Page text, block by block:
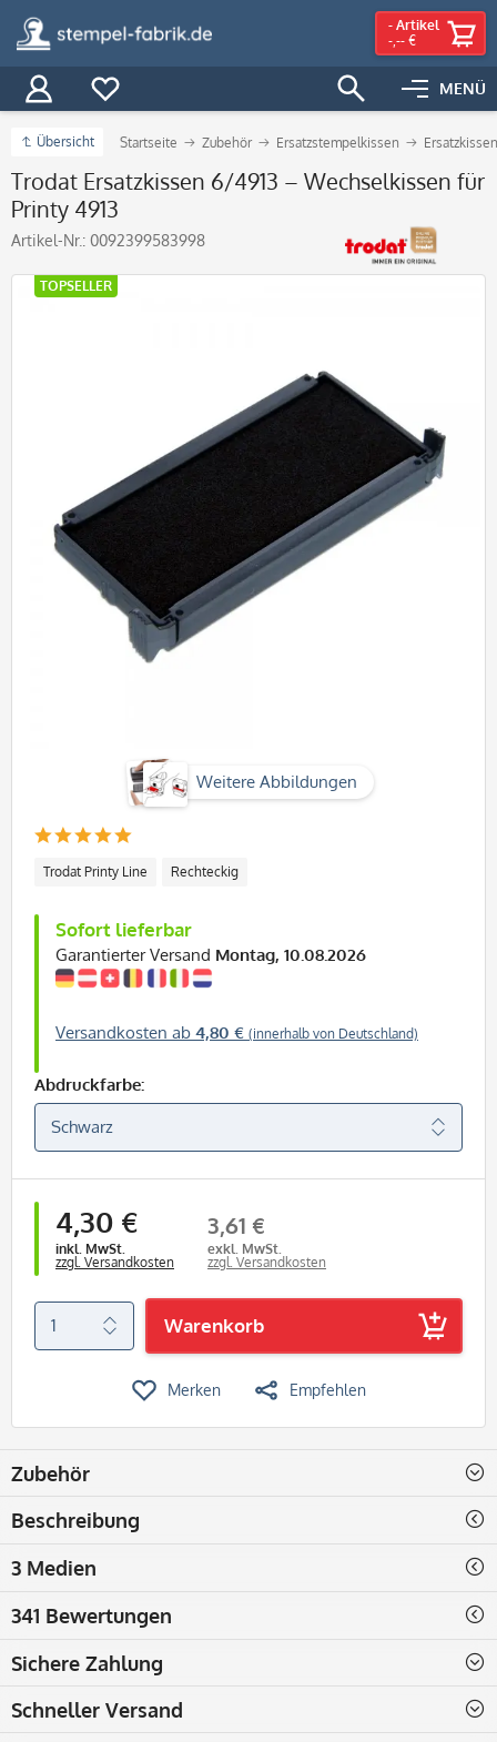
MENÜ
- Artikel
-,-- €
Übersicht Startseite Zubehör Ersatzstempelkissen
Trodat Ersatzkissen 6/4913 – Wechselkissen für
Printy 4913
Artikel-Nr.: 0092399583998
Weitere Abbildungen
TOPSELLER
Trodat Printy Line Rechteckig
Sofort lieferbar
Garantierter Versand Montag, 10.08.2026
Versandkosten ab 4,80 € (innerhalb von Deutschland)
Abdruckfarbe:
4,30 €
inkl. MwSt.
zzgl. Versandkosten
3,61 €
exkl. MwSt.
zzgl. Versandkosten
Warenkorb
Merken Empfehlen
Zubehör
Beschreibung
3 Medien
341 Bewertungen
Sichere Zahlung
Schneller Versand